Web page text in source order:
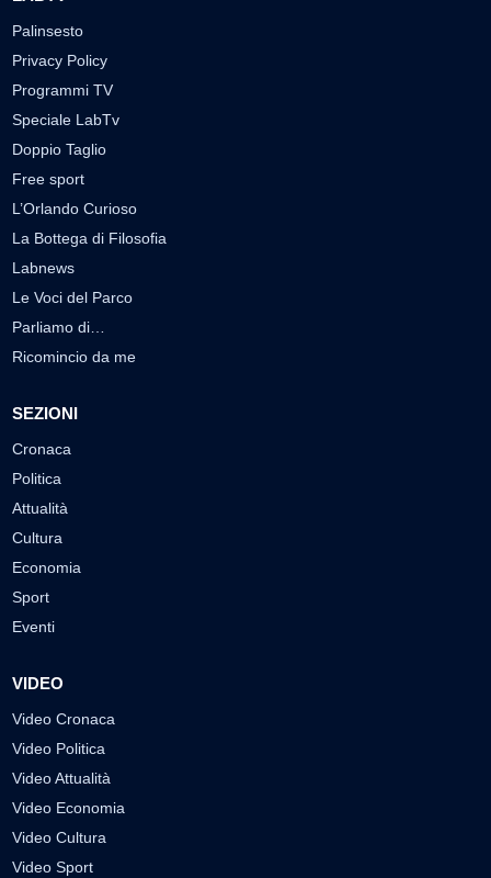
Palinsesto
Privacy Policy
Programmi TV
Speciale LabTv
Doppio Taglio
Free sport
L’Orlando Curioso
La Bottega di Filosofia
Labnews
Le Voci del Parco
Parliamo di…
Ricomincio da me
SEZIONI
Cronaca
Politica
Attualità
Cultura
Economia
Sport
Eventi
VIDEO
Video Cronaca
Video Politica
Video Attualità
Video Economia
Video Cultura
Video Sport